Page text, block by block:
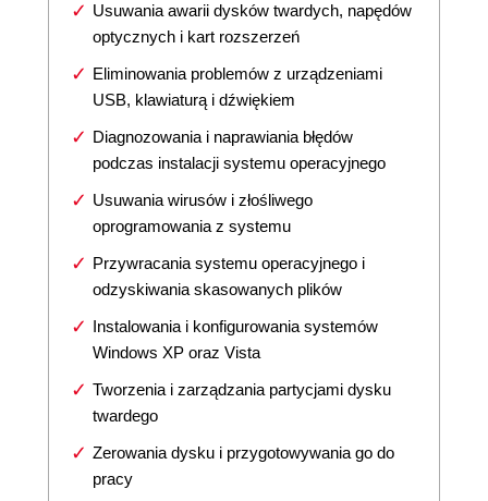
Usuwania awarii dysków twardych, napędów
optycznych i kart rozszerzeń
Eliminowania problemów z urządzeniami
USB, klawiaturą i dźwiękiem
Diagnozowania i naprawiania błędów
podczas instalacji systemu operacyjnego
Usuwania wirusów i złośliwego
oprogramowania z systemu
Przywracania systemu operacyjnego i
odzyskiwania skasowanych plików
Instalowania i konfigurowania systemów
Windows XP oraz Vista
Tworzenia i zarządzania partycjami dysku
twardego
Zerowania dysku i przygotowywania go do
pracy